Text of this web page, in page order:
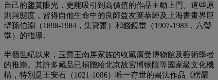
自己的鑒賞眼光，更能吸引到高價值的作品主動上門。這些原
則與態度，皆得自他生命中的良師益友葉恭綽及上海書畫界巨
擘孫伯淵（1898-1984，集寶齋）和錢鏡堂（1907-1983，六瑩
堂）的指導。
半個世紀以來，玉齋王南屏家族的收藏廣受博物館及藝術學者
的推崇。其許多藏品已捐贈給北京故宮博物院等國家級文化機
構，特別是王安石（1021-1086）唯一存世的書法作品《楞嚴